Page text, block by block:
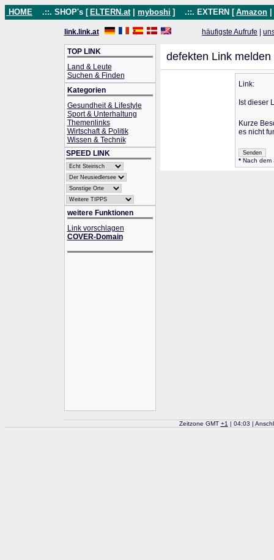
HOME .::. SHOP's [ ELTERN.at myboshi ] .::. EXTERN [ Amazon
link.link.at häufigste Aufrufe
TOP LINK
Land & Leute
Suchen & Finden
Kategorien
Gesundheit & Lifestyle
Sport & Unterhaltung
Themenlinks
Wirtschaft & Politik
Wissen & Technik
SPEED LINK
weitere Funktionen
Link vorschlagen
COVER-Domain
defekten Link melden
Link:
Ist dieser
Kurze
es nicht
*Nach dem
Zeitzone GMT +1 | 04:03 |